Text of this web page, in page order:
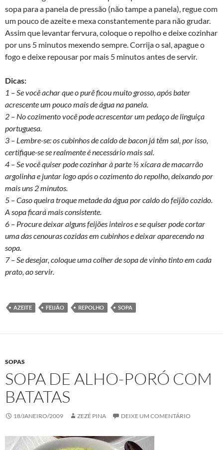
sopa para a panela de pressão (não tampe a panela), regue com
um pouco de azeite e mexa constantemente para não grudar.
Assim que levantar fervura, coloque o repolho e deixe cozinhar
por uns 5 minutos mexendo sempre. Corrija o sal, apague o
fogo e deixe repousar por mais 5 minutos antes de servir.
Dicas:
1 – Se você achar que o purê ficou muito grosso, após bater
acrescente um pouco mais de água na panela.
2 – No cozimento você pode acrescentar um pedaço de linguiça
portuguesa.
3 – Lembre-se: os cubinhos de caldo de bacon já têm sal, por isso,
certifique-se se realmente é necessário mais sal.
4 – Se você quiser pode cozinhar à parte ½ xícara de macarrão
argolinha e juntar logo após o cozimento do repolho, deixando por
mais uns 2 minutos.
5 – Caso queira troque metade da água por caldo do feijão cozido.
A sopa ficará mais consistente.
6 – Procure deixar alguns feijões inteiros e se quiser pode cortar
uma das cenouras cozidas em cubinhos e deixar aparecendo na
sopa.
7 – Se desejar, coloque uma colher de sopa de vinho tinto em cada
prato, ao servir.
AZEITE FEIJÃO REPOLHO SOPA
SOPAS
SOPA DE ALHO-PORÓ COM
BATATAS
18/JANEIRO/2009 ZEZÉ PINA DEIXE UM COMENTÁRIO